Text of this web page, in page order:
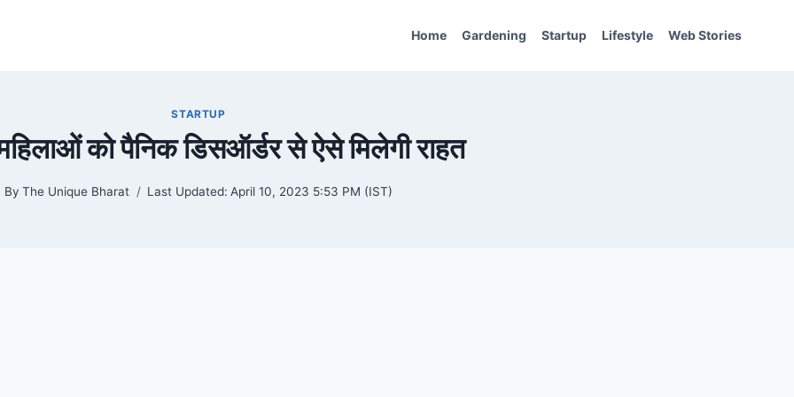
Home Gardening Startup Lifestyle Web Stories
STARTUP
को पैनिक डिसऑर्डर से ऐसे मिलेगी राहत
By The Unique Bharat Last Updated: April 10, 2023 5:53 PM (IST)